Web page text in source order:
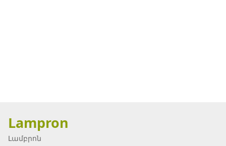
Lampron
Լամբրոն